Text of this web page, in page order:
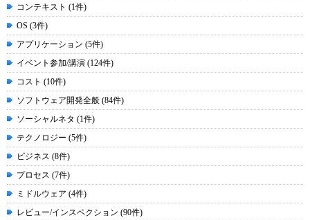
コンテキスト (1件)
OS (3件)
アプリケーション (5件)
イベント参加/講演 (124件)
コスト (10件)
ソフトウェア開発全般 (84件)
ソーシャルネタ (1件)
テクノロジー (5件)
ビジネス (8件)
プロセス (7件)
ミドルウェア (4件)
レビュー/インスペクション (90件)